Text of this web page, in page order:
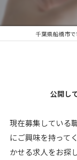
千葉県船橋市
公開し
現在募集している
にご興味を持って
かせる求人をお探